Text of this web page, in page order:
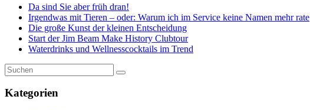
Da sind Sie aber früh dran!
Irgendwas mit Tieren – oder: Warum ich im Service keine Namen mehr rate
Die große Kunst der kleinen Entscheidung
Start der Jim Beam Make History Clubtour
Waterdrinks und Wellnesscocktails im Trend
Kategorien